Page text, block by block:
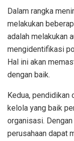
Dalam rangka
melakukan
adalah melakukan
mengidentifikasi
Hal ini akan
dengan baik.
Kedua, pendidikan
kelola yang baik
organisasi.
perusahaan dapat